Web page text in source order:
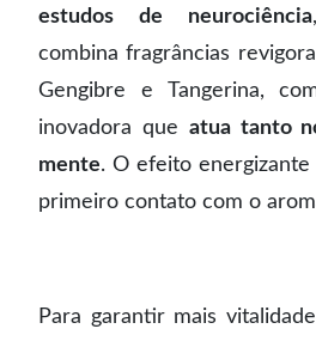
estudos de neurociência
combina fragrâncias
Gengibre e Tangerina,
inovadora que atua tanto
mente. O efeito
primeiro contato com o
Para garantir mais